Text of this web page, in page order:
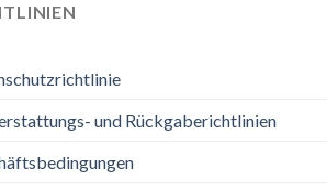
und Rückgaberichtlinien